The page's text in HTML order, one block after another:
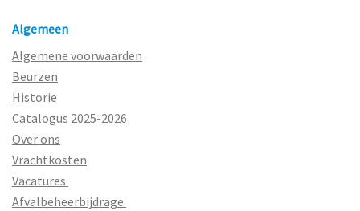
Algemeen
Algemene voorwaarden
Beurzen
Historie
Catalogus 2025-2026
Over ons
Vrachtkosten
Vacatures
Afvalbeheerbijdrage